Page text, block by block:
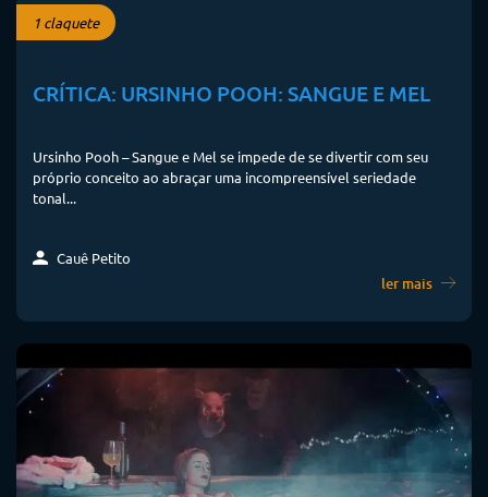
1 claquete
CRÍTICA: URSINHO POOH: SANGUE E MEL
Ursinho Pooh – Sangue e Mel se impede de se divertir com seu
próprio conceito ao abraçar uma incompreensível seriedade
tonal...
Cauê Petito
ler mais